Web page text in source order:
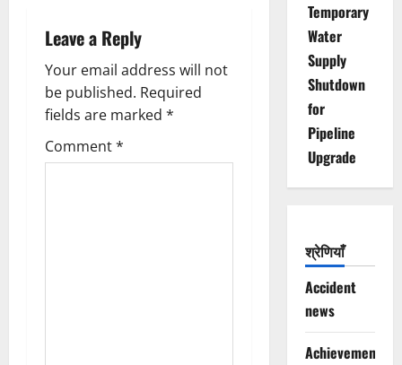
i
g
a
t
Leave a Reply
Your email address will not
be published. Required
fields are marked *
Comment*
Temporary
Water
Supply
Shutdown
for
Pipeline
Upgrade
श्रेणियाँ
Accident
news
Achievements